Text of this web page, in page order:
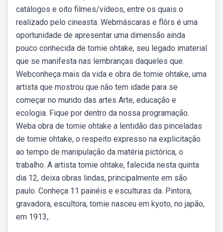
catálogos e oito filmes/vídeos, entre os quais o
realizado pelo cineasta. Webmáscaras e flôrs é uma
oportunidade de apresentar uma dimensão ainda
pouco conhecida de tomie ohtake, seu legado imaterial
que se manifesta nas lembranças daqueles que.
Webconheça mais da vida e obra de tomie ohtake, uma
artista que mostrou que não tem idade para se
começar no mundo das artes Arte, educação e
ecologia. Fique por dentro da nossa programação.
Weba obra de tomie ohtake a lentidão das pinceladas
de tomie ohtake, o respeito expresso na explicitação
ao tempo de manipulação da matéria pictórica, o
trabalho. A artista tomie ohtake, falecida nesta quinta
dia 12, deixa obras lindas, principalmente em são
paulo. Conheça 11 painéis e esculturas da. Pintora,
gravadora, escultora, tomie nasceu em kyoto, no japão,
em 1913,.